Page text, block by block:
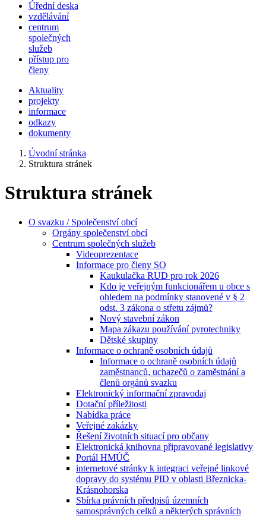
Úřední deska
vzdělávání
centrum
společných
služeb
přístup pro
členy
Aktuality
projekty
informace
odkazy
dokumenty
Úvodní stránka
Struktura stránek
Struktura stránek
O svazku / Společenství obcí
Orgány společenství obcí
Centrum společných služeb
Videoprezentace
Informace pro členy SO
Kaukulačka RUD pro rok 2026
Kdo je veřejným funkcionářem u obce s
ohledem na podmínky stanovené v § 2
odst. 3 zákona o střetu zájmů?
Nový stavební zákon
Mapa zákazu používání pyrotechniky
Dětské skupiny
Informace o ochraně osobních údajů
Informace o ochraně osobních údajů
zaměstnanců, uchazečů o zaměstnání a
členů orgánů svazku
Elektronický informační zpravodaj
Dotační příležitosti
Nabídka práce
Veřejné zakázky
Řešení životních situací pro občany
Elektronická knihovna připravované legislativy
Portál HMÚČ
internetové stránky k integraci veřejné linkové
dopravy do systému PID v oblasti Březnicka-
Krásnohorska
Sbírka právních předpisů územních
samosprávných celků a některých správních